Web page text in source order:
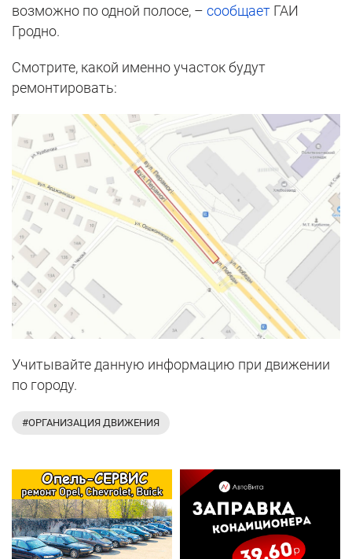
возможно по одной полосе, – сообщает ГАИ
Гродно.
Смотрите, какой именно участок будут
ремонтировать:
Учитывайте данную информацию при движении
по городу.
#ОРГАНИЗАЦИЯ ДВИЖЕНИЯ